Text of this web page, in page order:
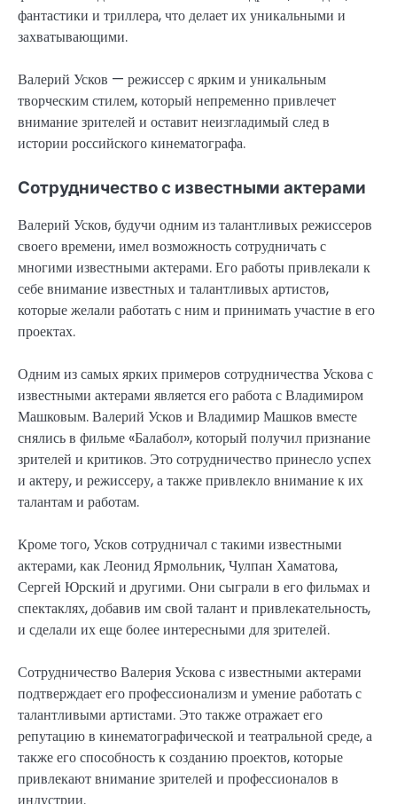
фантастики и триллера, что делает их уникальными и
захватывающими.
Валерий Усков — режиссер с ярким и уникальным
творческим стилем, который непременно привлечет
внимание зрителей и оставит неизгладимый след в
истории российского кинематографа.
Сотрудничество с известными актерами
Валерий Усков, будучи одним из талантливых режиссеров
своего времени, имел возможность сотрудничать с
многими известными актерами. Его работы привлекали к
себе внимание известных и талантливых артистов,
которые желали работать с ним и принимать участие в его
проектах.
Одним из самых ярких примеров сотрудничества Ускова с
известными актерами является его работа с Владимиром
Машковым. Валерий Усков и Владимир Машков вместе
снялись в фильме «Балабол», который получил признание
зрителей и критиков. Это сотрудничество принесло успех
и актеру, и режиссеру, а также привлекло внимание к их
талантам и работам.
Кроме того, Усков сотрудничал с такими известными
актерами, как Леонид Ярмольник, Чулпан Хаматова,
Сергей Юрский и другими. Они сыграли в его фильмах и
спектаклях, добавив им свой талант и привлекательность,
и сделали их еще более интересными для зрителей.
Сотрудничество Валерия Ускова с известными актерами
подтверждает его профессионализм и умение работать с
талантливыми артистами. Это также отражает его
репутацию в кинематографической и театральной среде, а
также его способность к созданию проектов, которые
привлекают внимание зрителей и профессионалов в